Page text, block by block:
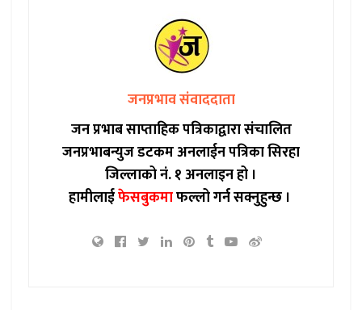
जनप्रभाव संवाददाता
जन प्रभाब साप्ताहिक पत्रिकाद्वारा संचालित
जनप्रभाबन्युज डटकम अनलाईन पत्रिका सिरहा
जिल्लाको नं. १ अनलाइन हो ।
हामीलाईफेसबुकमाफल्लो गर्न सक्नुहुन्छ ।